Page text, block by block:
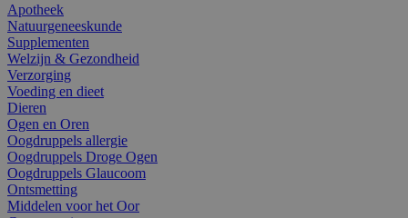
Apotheek
Natuurgeneeskunde
Supplementen
Welzijn & Gezondheid
Verzorging
Voeding en dieet
Dieren
Ogen en Oren
Oogdruppels allergie
Oogdruppels Droge Ogen
Oogdruppels Glaucoom
Ontsmetting
Middelen voor het Oor